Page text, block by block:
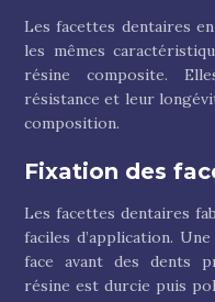
Les facettes dentaires
les mêmes
résine composite.
résistance et leur
composition.
Fixation des
Les facettes dentaires
faciles d’application.
face avant des dents
résine est durcie puis